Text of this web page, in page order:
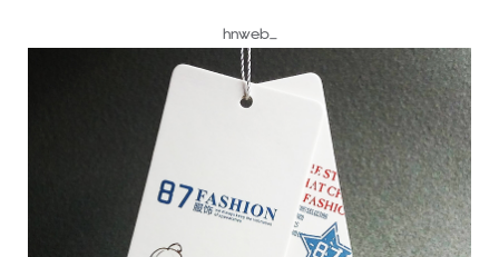
hnweb_